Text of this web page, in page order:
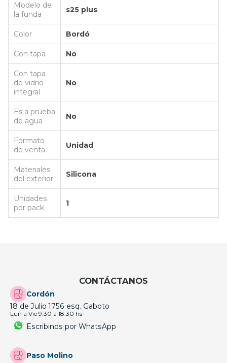
Modelo de
la funda
s25 plus
Color Bordó
Con tapa No
Con tapa
de vidrio
integral
No
Es a prueba
de agua
No
Formato
de venta
Unidad
Materiales
del exterior
Silicona
Unidades
por pack
1
CONTÁCTANOS
Cordón
18 de Julio 1756 esq. Gaboto
Lun a Vie 9:30 a 18:30 hs
Escribinos por WhatsApp
Paso Molino